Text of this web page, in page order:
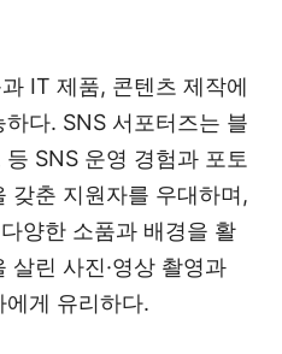
IT 제품, 콘텐츠 제작에
다. SNS 서포터즈는 블
등 SNS 운영 경험과 포토
갖춘 지원자를 우대하며,
양한 소품과 배경을 활
살린 사진·영상 촬영과
게 유리하다.